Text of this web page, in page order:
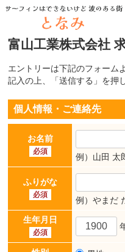
富山工業株式会社
エントリーは下記のフォーム
記入の上、「送信する 」を押
個人情報・ご連絡先
お名前
必須
例）山田 太
ふりがな
必須
例）やまだ
生年月日
必須